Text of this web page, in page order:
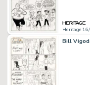
Heritage